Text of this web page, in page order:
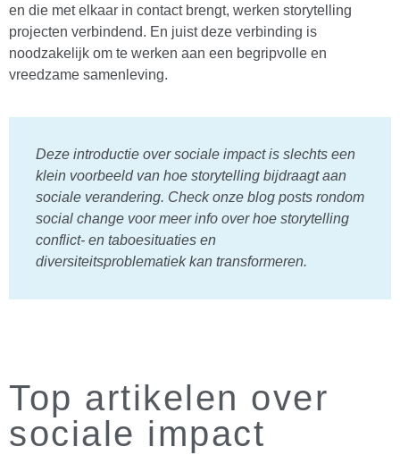
en die met elkaar in contact brengt, werken storytelling
projecten verbindend. En juist deze verbinding is
noodzakelijk om te werken aan een begripvolle en
vreedzame samenleving.
Deze introductie over sociale impact is slechts een
klein voorbeeld van hoe storytelling bijdraagt aan
sociale verandering. Check onze blog posts rondom
social change voor meer info over hoe storytelling
conflict- en taboesituaties en
diversiteitsproblematiek kan transformeren.
Top artikelen over
sociale impact